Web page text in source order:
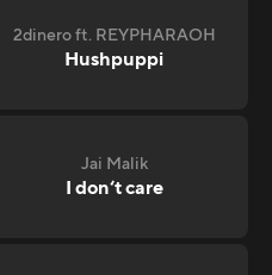
2dinero ft. REYPHARAOH
Hushpuppi
Jai Malik
I don‘t care